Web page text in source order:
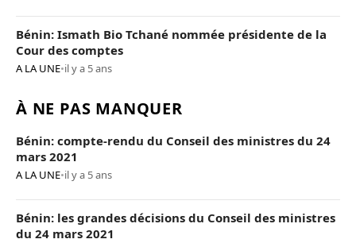
Bénin: Ismath Bio Tchané nommée présidente de la
Cour des comptes
A LA UNE•il y a 5 ans
À NE PAS MANQUER
Bénin: compte-rendu du Conseil des ministres du 24
mars 2021
A LA UNE•il y a 5 ans
Bénin: les grandes décisions du Conseil des ministres
du 24 mars 2021